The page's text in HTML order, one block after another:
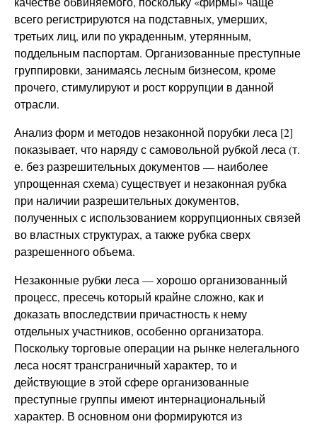
всего регистрируются на подставных, умерших,
третьих лиц, или по украденным, утерянным,
поддельным паспортам. Организованные преступные
группировки, занимаясь лесным бизнесом, кроме
прочего, стимулируют и рост коррупции в данной
отрасли.
Анализ форм и методов незаконной порубки леса [2]
показывает, что наряду с самовольной рубкой леса (т.
е. без разрешительных документов — наиболее
упрощенная схема) существует и незаконная рубка
при наличии разрешительных документов,
полученных с использованием коррупционных связей
во властных структурах, а также рубка сверх
разрешенного объема.
Незаконные рубки леса — хорошо организованный
процесс, пресечь который крайне сложно, как и
доказать впоследствии причастность к нему
отдельных участников, особенно организатора.
Поскольку торговые операции на рынке нелегального
леса носят трансграничный характер, то и
действующие в этой сфере организованные
преступные группы имеют интернациональный
характер. В основном они формируются из